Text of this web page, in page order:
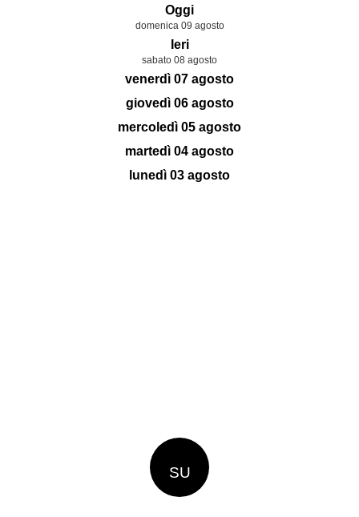
Oggi
domenica 09 agosto
Ieri
sabato 08 agosto
venerdì 07 agosto
giovedì 06 agosto
mercoledì 05 agosto
martedì 04 agosto
lunedì 03 agosto
SU